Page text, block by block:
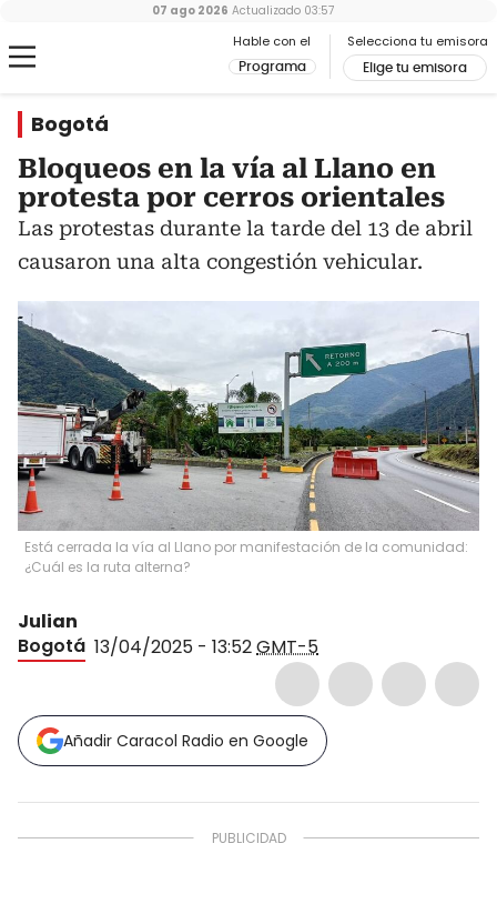
Hable con el
Programa
Selecciona tu emisora
Elige tu emisora
07 ago 2026 Actualizado 03:57
Bogotá
Bloqueos en la vía al Llano en
protesta por cerros orientales
Las protestas durante la tarde del 13 de abril
causaron una alta congestión vehicular.
Está cerrada la vía al Llano por manifestación de la comunidad:
¿Cuál es la ruta alterna?
Julian
Bogotá 13/04/2025 - 13:52GMT-5
Añadir Caracol Radio en Google